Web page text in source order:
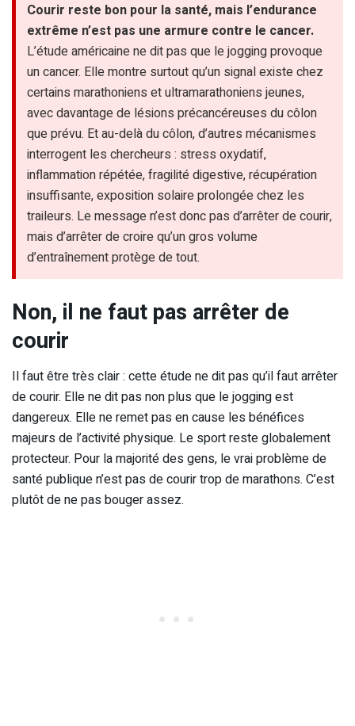
Courir reste bon pour la santé, mais l’endurance
extrême n’est pas une armure contre le cancer.
L’étude américaine ne dit pas que le jogging provoque
un cancer. Elle montre surtout qu’un signal existe chez
certains marathoniens et ultramarathoniens jeunes,
avec davantage de lésions précancéreuses du côlon
que prévu. Et au-delà du côlon, d’autres mécanismes
interrogent les chercheurs : stress oxydatif,
inflammation répétée, fragilité digestive, récupération
insuffisante, exposition solaire prolongée chez les
traileurs. Le message n’est donc pas d’arrêter de courir,
mais d’arrêter de croire qu’un gros volume
d’entraînement protège de tout.
Non, il ne faut pas arrêter de
courir
Il faut être très clair : cette étude ne dit pas qu’il faut arrêter
de courir. Elle ne dit pas non plus que le jogging est
dangereux. Elle ne remet pas en cause les bénéfices
majeurs de l’activité physique. Le sport reste globalement
protecteur. Pour la majorité des gens, le vrai problème de
santé publique n’est pas de courir trop de marathons. C’est
plutôt de ne pas bouger assez.